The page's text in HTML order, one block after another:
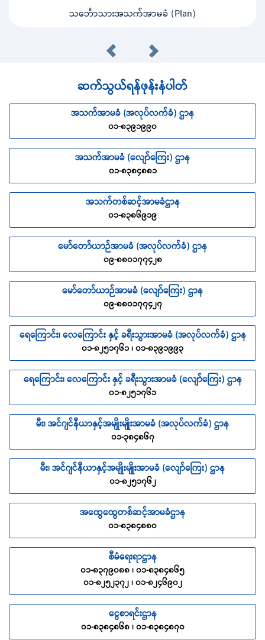
သင်္ဘောသားအသက်အာမခံ (Plan)
ဆက်သွယ်ရန်ဖုန်းနံပါတ်
အသက်အာမခံ (အလုပ်လက်ခံ) ဌာန
၀၁-၈၃၉၁၉၉၀
အသက်အာမခံ (လျော်ကြေး) ဌာန
၀၁-၈၃၈၄၈၈၁
အသက်တစ်ဆင့်အာမခံဌာန
၀၁-၈၃၈၆၉၁၉
မော်တော်ယာဉ်အာမခံ (အလုပ်လက်ခံ) ဌာန
၀၉-၈၈၀၁၇၇၄၂၈
မော်တော်ယာဉ်အာမခံ (လျော်ကြေး) ဌာန
၀၉-၈၈၀၁၇၇၄၂၇
ရေကြောင်း၊ လေကြောင်း နှင့် ခရီးသွားအာမခံ (အလုပ်လက်ခံ) ဌာန
၀၁-၈၂၅၁၇၆၁ ၊ ၀၁-၈၃၉၁၉၉၃
ရေကြောင်း၊ လေကြောင်း နှင့် ခရီးသွားအာမခံ (လျော်ကြေး) ဌာန
၀၁-၈၂၅၁၇၆၁
မီး၊ အင်ဂျင်နီယာနှင့်အမျိုးမျိုးအာမခံ (အလုပ်လက်ခံ) ဌာန
၀၁-၃၈၄၈၆၇
မီး၊ အင်ဂျင်နီယာနှင့်အမျိုးမျိုးအာမခံ (လျော်ကြေး) ဌာန
၀၁-၈၂၅၁၇၆၂
အထွေထွေတစ်ဆင့်အာမခံဌာန
၀၁-၈၃၈၄၈၈၀
စီမံရေးရာဌာန
၀၁-၈၃၇၉၀၈၈ ၊ ၀၁-၈၃၈၄၈၆၅
၀၁-၈၂၅၂၃၇၂ ၊ ၀၁-၈၂၄၆၉၀၂
ငွေစာရင်းဌာန
၀၁-၈၃၈၄၈၆၈ ၊ ၀၁-၈၃၈၄၈၇၀